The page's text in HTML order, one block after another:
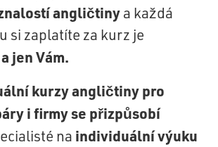
angličtinya každá
si zaplatíte za kurz je
jen Vám.
kurzy angličtiny pro
i firmy se přizpůsobí
na individuální výuku